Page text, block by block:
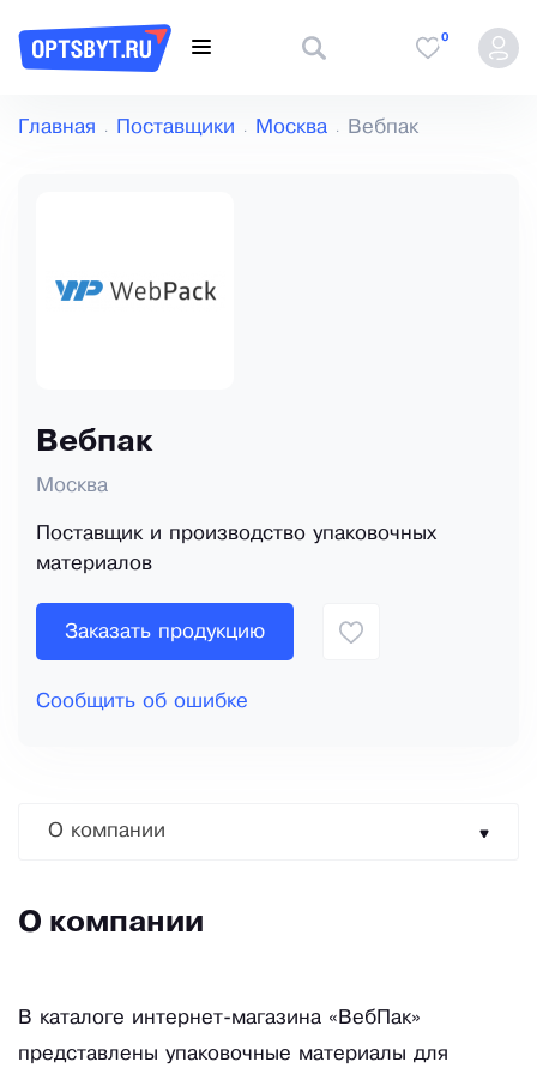
0
Главная Поставщики Москва Вебпак
Вебпак
Москва
Поставщик и производство упаковочных
материалов
Заказать продукцию
Сообщить об ошибке
О компании
О компании
В каталоге интернет-магазина «ВебПак»
представлены упаковочные материалы для